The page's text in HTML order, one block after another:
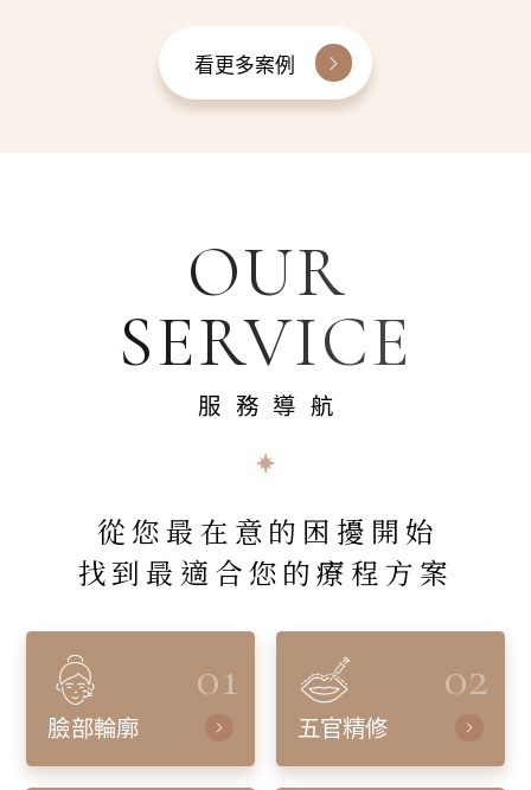
看更多案例
OUR
SERVICE
服務導航
從您最在意的困擾開始
找到最適合您的療程方案
01
臉部輪廓
02
五官精修